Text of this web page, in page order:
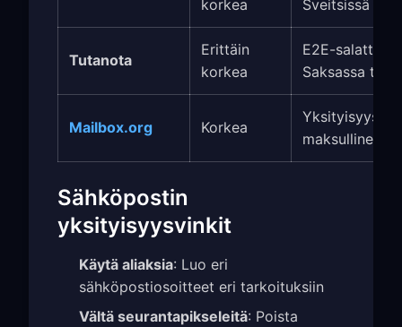
korkea Sveitsissä
Tutanota
Erittäin
korkea
E2E-salattu,
Saksassa
Mailbox.org Korkea
maksullinen
Sähköpostin
yksityisyysvinkit
Käytä aliaksia: Luo eri
sähköpostiosoitteet eri tarkoituksiin
Vältä seurantapikseleitä: Poista